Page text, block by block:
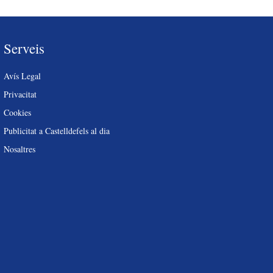
Serveis
Avís Legal
Privacitat
Cookies
Publicitat a Castelldefels al dia
Nosaltres